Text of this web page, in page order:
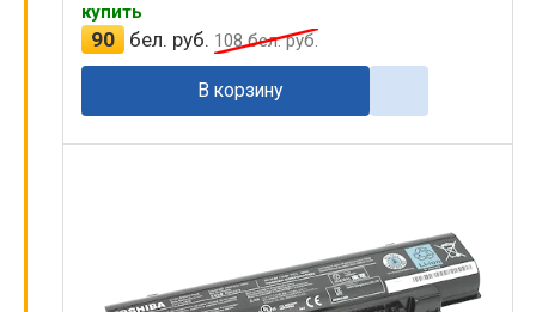
купить
90 бел. руб. 108бел. руб.
В корзину